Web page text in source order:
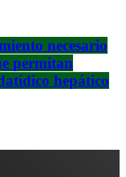
necesario
permitan
hepático